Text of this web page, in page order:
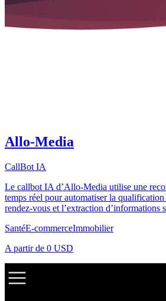
Allo-Media
CallBot IA
Le callbot IA d’Allo-Media utilise une
temps réel pour automatiser la qualification
rendez-vous et l’extraction d’informations
SantéE-commerceImmobilier
A partir de 0 USD